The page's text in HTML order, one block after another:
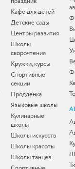
Кафе для детей
Детские сады
Центры развития
Школы
скорочтения
Кружки, курсы
Спортивные
секции
Продленка
Языковые школы
Кулинарные
школы
Школы искусств
Школы красоты
Школы танцев